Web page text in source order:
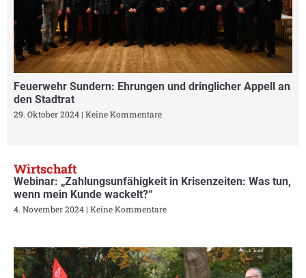
Feuerwehr Sundern: Ehrungen und dringlicher Appell an
den Stadtrat
29. Oktober 2024 Keine Kommentare
Wirtschaft
Webinar: „Zahlungsunfähigkeit in Krisenzeiten: Was tun,
wenn mein Kunde wackelt?“
4. November 2024 Keine Kommentare